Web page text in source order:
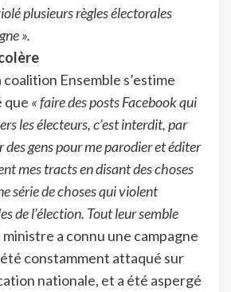
plusieurs règles électorales
».
Ensemble s’estime
que « faire des posts Facebook qui
les électeurs, c’est interdit, par
des gens pour me parodier et éditer
mes tracts en disant des choses
série de choses qui violent
de l’élection. Tout leur semble
ministre a connu une campagne
constamment attaqué sur
nationale, et a été aspergé